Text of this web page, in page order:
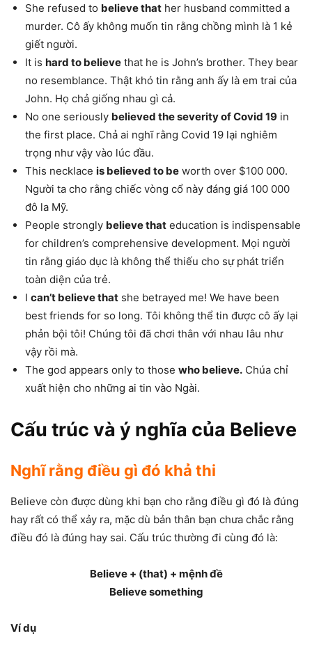
She refused to believe that her husband committed a
murder. Cô ấy không muốn tin rằng chồng mình là 1 kẻ
giết người.
It is hard to believe that he is John’s brother. They bear
no resemblance. Thật khó tin rằng anh ấy là em trai của
John. Họ chả giống nhau gì cả.
No one seriously believed the severity of Covid 19 in
the first place. Chả ai nghĩ rằng Covid 19 lại nghiêm
trọng như vậy vào lúc đầu.
This necklace is believed to be worth over $100 000.
Người ta cho rằng chiếc vòng cổ này đáng giá 100 000
đô la Mỹ.
People strongly believe that education is indispensable
for children’s comprehensive development. Mọi người
tin rằng giáo dục là không thể thiếu cho sự phát triển
toàn diện của trẻ.
I can’t believe that she betrayed me! We have been
best friends for so long. Tôi không thể tin được cô ấy lại
phản bội tôi! Chúng tôi đã chơi thân với nhau lâu như
vậy rồi mà.
The god appears only to those who believe. Chúa chỉ
xuất hiện cho những ai tin vào Ngài.
Cấu trúc và ý nghĩa của Believe
Nghĩ rằng điều gì đó khả thi
Believe còn được dùng khi bạn cho rằng điều gì đó là đúng
hay rất có thể xảy ra, mặc dù bản thân bạn chưa chắc rằng
điều đó là đúng hay sai. Cấu trúc thường đi cùng đó là:
Believe + (that) + mệnh đề
Believe something
Ví dụ